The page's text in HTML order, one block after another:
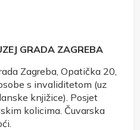
GRADA ZAGREBA
Zagreba, Opatička 20,
s invaliditetom (uz
knjižice). Posjet
kolicima. Čuvarska